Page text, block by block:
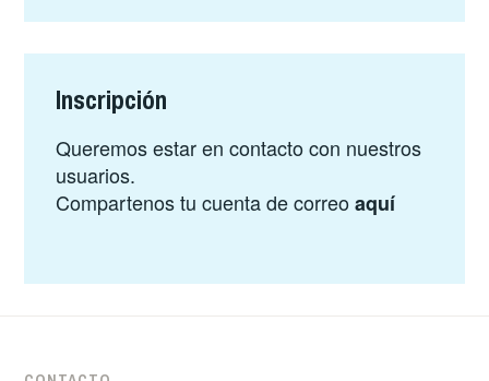
Inscripción
Queremos estar en contacto con nuestros
usuarios.
Compartenos tu cuenta de correoaquí